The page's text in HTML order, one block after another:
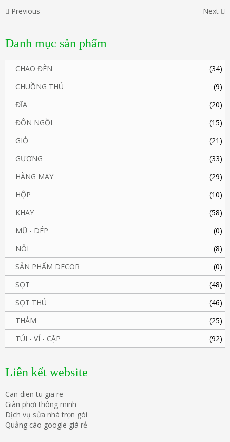
Previous Next
Danh mục sản phẩm
CHAO ĐÈN
(34)
CHUỒNG THÚ
(9)
ĐĨA
(20)
ĐÔN NGỒI
(15)
GIỎ
(21)
GƯƠNG
(33)
HÀNG MAY
(29)
HỘP
(10)
KHAY
(58)
MŨ - DÉP
(0)
NÔI
(8)
SẢN PHẨM DECOR
(0)
SỌT
(48)
SỌT THÚ
(46)
THẢM
(25)
TÚI - VÍ - CẶP
(92)
Liên kết website
Can dien tu gia re
Giàn phơi thông minh
Dịch vụ sửa nhà trọn gói
Quảng cáo google giá rẻ